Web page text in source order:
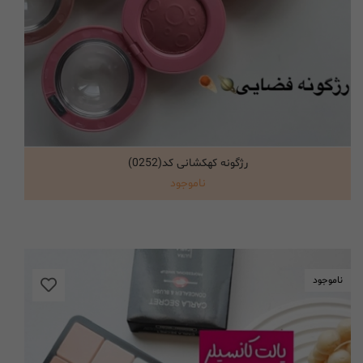
انتخاب گزینه ها
رژگونه کهکشانی کد(0252)
ناموجود
ناموجود